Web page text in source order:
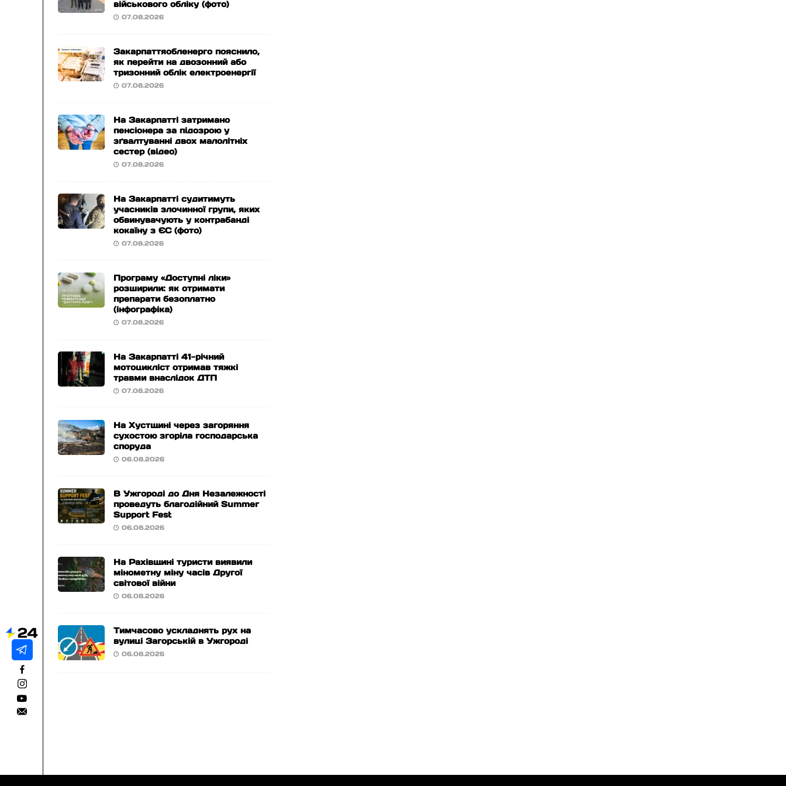
військового обліку (фото)
07.08.2026
Закарпаттяобленерго пояснило,
як перейти на двозонний або
тризонний облік електроенергії
07.08.2026
На Закарпатті затримано
пенсіонера за підозрою у
зґвалтуванні двох малолітніх
сестер (відео)
07.08.2026
На Закарпатті судитимуть
учасників злочинної групи, яких
обвинувачують у контрабанді
кокаїну з ЄС (фото)
07.08.2026
Програму «Доступні ліки»
розширили: як отримати
препарати безоплатно
(інфографіка)
07.08.2026
На Закарпатті 41-річний
мотоцикліст отримав тяжкі
травми внаслідок ДТП
07.08.2026
На Хустщині через загоряння
сухостою згоріла господарська
споруда
06.08.2026
В Ужгороді до Дня Незалежності
проведуть благодійний Summer
Support Fest
06.08.2026
На Рахівщині туристи виявили
мінометну міну часів Другої
світової війни
06.08.2026
Тимчасово ускладнять рух на
вулиці Загорській в Ужгороді
06.08.2026